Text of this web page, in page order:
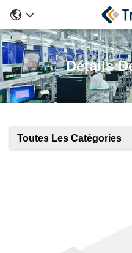
Détails
Toutes Les Catégories